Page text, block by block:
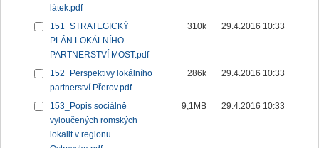
látek.pdf
151_STRATEGICKÝ
PLÁN LOKÁLNÍHO
PARTNERSTVÍ MOST.pdf
310k 29.4.2016 10:33
152_Perspektivy lokálního
partnerství Přerov.pdf
286k 29.4.2016 10:33
153_Popis sociálně
vyloučených romských
lokalit v regionu
9,1MB 29.4.2016 10:33